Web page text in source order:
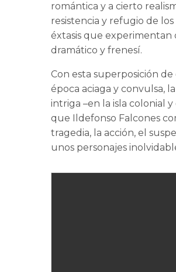
romántica y a cierto
resistencia y refugio de los
éxtasis que
dramático y frenesí.
Con esta superposición
época aciaga y convulsa,
intriga –en la isla colonial
que Ildefonso Falcones
tragedia, la acción, el
unos personajes